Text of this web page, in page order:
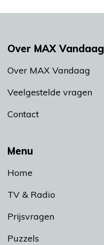
Menu
Home
TV & Radio
Prijsvragen
Puzzels
Over MAX Vandaag
Over MAX Vandaag
Veelgestelde vragen
Contact